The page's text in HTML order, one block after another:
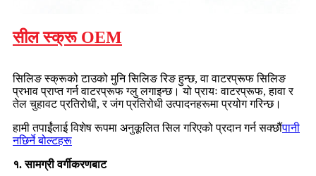
सील स्क्रू OEM
सिलिङ स्क्रूको टाउको मुनि सिलिङ रिङ हुन्छ, वा वाटरप्रूफ सिलिङ
प्रभाव प्राप्त गर्न वाटरप्रूफ ग्लु लगाइन्छ। यो प्रायः वाटरप्रूफ, हावा र
तेल चुहावट प्रतिरोधी, र जंग प्रतिरोधी उत्पादनहरूमा प्रयोग गरिन्छ।
हामी तपाईंलाई विशेष रूपमा अनुकूलित सिल गरिएको प्रदान गर्न सक्छौंपानी
नछिर्ने बोल्टहरू
१. सामग्री वर्गीकरणबाट